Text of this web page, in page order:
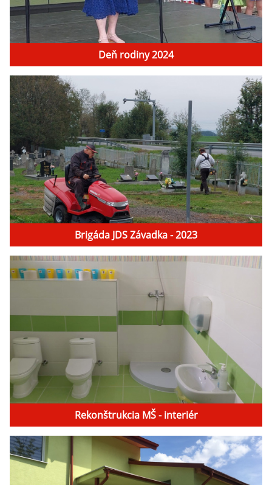
Deň rodiny 2024
Brigáda JDS Závadka - 2023
Rekonštrukcia MŠ - interiér